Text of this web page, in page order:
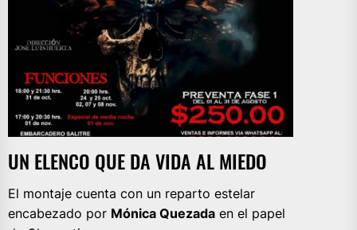
UN ELENCO QUE DA VIDA AL MIEDO
El montaje cuenta con un reparto estelar
encabezado por Mónica Quezada en el papel